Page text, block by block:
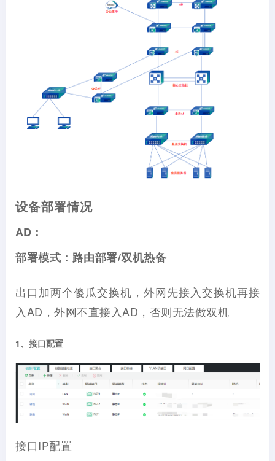
设备部署情况
AD：
部署模式：路由部署/双机热备
出口加两个傻瓜交换机，外网先接入交换机再接
入AD，外网不直接入AD，否则无法做双机
1、接口配置
接口IP配置